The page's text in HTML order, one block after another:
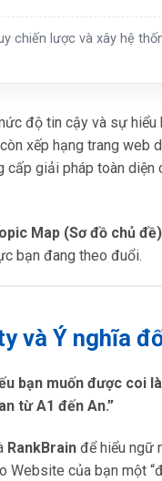
chiến lược và xây hệ
độ tin cậy và sự hiểu
xếp hạng trang web
giải pháp toàn diện
Map (Sơ đồ chủ đề)
bạn đang theo đuổi.
và Ý nghĩa
bạn muốn được coi
từ A1 đến An.”
RankBrainđể hiểu ngữ
Website của bạn một